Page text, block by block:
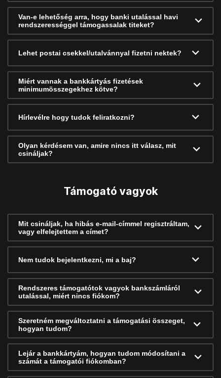
Van-e lehetőség arra, hogy banki utalással havi
rendszerességgel támogassalak titeket?
Lehet postai csekkel/utalvánnyal fizetni nektek?
Miért vannak a bankkártyás fizetések
minimumösszegekhez kötve?
Hírlevélre hogy tudok feliratkozni?
Olyan kérdésem van, amire nincs itt válasz, mit
csináljak?
Támogató vagyok
Mit csináljak, ha hibás e-mail-címmel regisztráltam,
vagy elfelejtettem a címet?
Nem tudok bejelentkezni, mi a baj?
Rendszeres támogatótok vagyok bankszámláról
utalással, miért nincs fiókom?
Szeretném megváltoztatni a támogatási összeget,
hogyan tudom?
Lejár a bankkártyám, hogyan tudom módosítani a
számát a támogatói fiókomban?